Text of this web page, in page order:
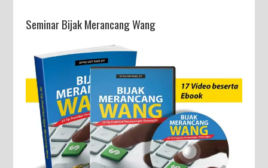
Seminar Bijak Merancang Wang